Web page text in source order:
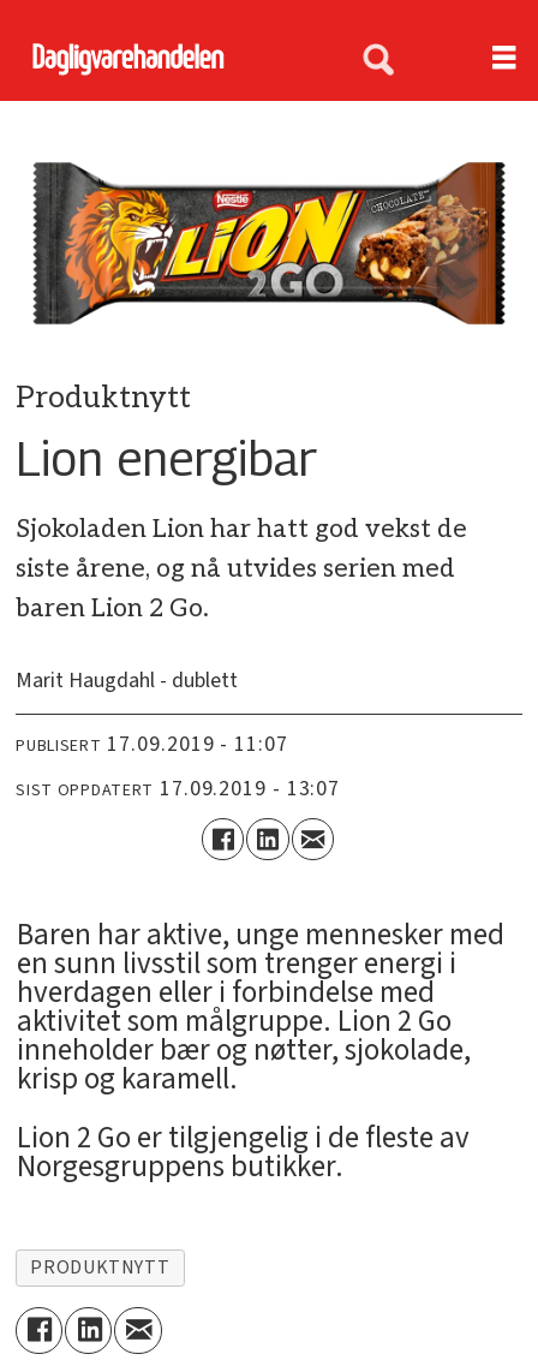
Produktnytt
Lion energibar
Sjokoladen Lion har hatt god vekst de
siste årene, og nå utvides serien med
baren Lion 2 Go.
Marit Haugdahl - dublett
PUBLISERT 17.09.2019 - 11:07
SIST OPPDATERT 17.09.2019 - 13:07
Baren har aktive, unge mennesker med
en sunn livsstil som trenger energi i
hverdagen eller i forbindelse med
aktivitet som målgruppe. Lion 2 Go
inneholder bær og nøtter, sjokolade,
krisp og karamell.
Lion 2 Go er tilgjengelig i de fleste av
Norgesgruppens butikker.
PRODUKTNYTT